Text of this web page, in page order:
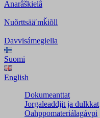
Anarâškielâ
Nuõrttsääʹmǩiõll
Davvisámegiella
Suomi
English
Dokumeanttat
Jorgaleaddjit ja dulkkat
Oahppomateriálagávpi